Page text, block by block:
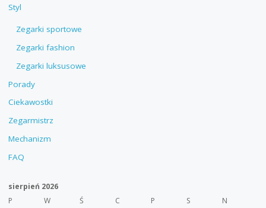
Styl
Zegarki sportowe
Zegarki fashion
Zegarki luksusowe
Porady
Ciekawostki
Zegarmistrz
Mechanizm
FAQ
sierpień 2026
P
W Ś C P S
N